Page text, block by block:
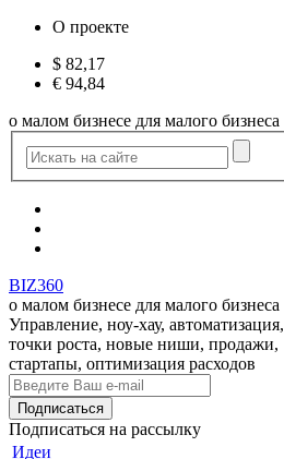
О проекте
$ 82,17
€ 94,84
о малом бизнесе для малого бизнеса
BIZ360
о малом бизнесе для малого бизнеса
Управление, ноу-хау, автоматизация,
точки роста, новые ниши, продажи,
стартапы, оптимизация расходов
Подписаться на рассылку
Идеи